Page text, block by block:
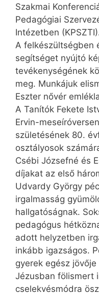
Szakmai
Pedagógiai
Intézetben
A felkészültségben
segítséget nyújtó
tevékenységének
meg. Munkájuk
Eszter nővér
A Tanítók Fekete
Ervin-
születésének 80.
osztályosok
Csébi Józsefné és
díjakat az első
Udvardy György
irgalmasság
hallgatóságnak.
pedagógus
adott helyzetben
inkább igazságos.
gyerek egész
Jézusban fölismert
cselekvésmódra